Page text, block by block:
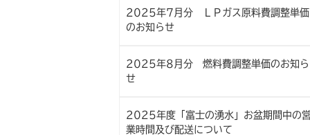
2025年7月分 ＬＰガス原料費調整単価
のお知らせ
2025年8月分 燃料費調整単価のお知ら
せ
2025年度「富士の湧水」お盆期間中の
業時間及び配送について